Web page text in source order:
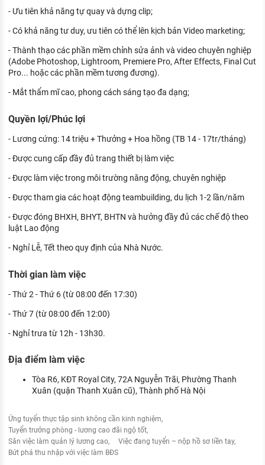
- Ưu tiên khả năng tự quay và dựng clip;
- Có khả năng tư duy, ưu tiên có thể lên kịch bản Video marketing;
- Thành thạo các phần mềm chỉnh sửa ảnh và video chuyên nghiệp
(Adobe Photoshop, Lightroom, Premiere Pro, After Effects, Final Cut
Pro... hoặc các phần mềm tương đương).
- Mắt thẩm mĩ cao, phong cách sáng tạo đa dạng;
Quyền lợi/Phúc lợi
- Lương cứng: 14 triệu + Thưởng + Hoa hồng (TB 14 - 17tr/tháng)
- Được cung cấp đầy đủ trang thiết bị làm việc
- Được làm việc trong môi trường năng động, chuyên nghiệp
- Được tham gia các hoạt động teambuilding, du lịch 1-2 lần/năm
- Được đóng BHXH, BHYT, BHTN và hưởng đầy đủ các chế độ theo
luật Lao động
- Nghỉ Lễ, Tết theo quy định của Nhà Nước.
Thời gian làm việc
- Thứ 2 - Thứ 6 (từ 08:00 đến 17:30)
- Thứ 7 (từ 08:00 đến 12:00)
- Nghỉ trưa từ 12h - 13h30.
Địa điểm làm việc
Tòa R6, KĐT Royal City, 72A Nguyễn Trãi, Phường Thanh
Xuân (quận Thanh Xuân cũ), Thành phố Hà Nội
Ứng tuyển thực tập sinh không cần kinh nghiệm
Tuyển trưởng phòng - lương cao đãi ngộ tốt
Săn việc làm quản lý lương cao
Việc đang tuyển – nộp hồ sơ liền tay
Bứt phá thu nhập với việc làm BĐS